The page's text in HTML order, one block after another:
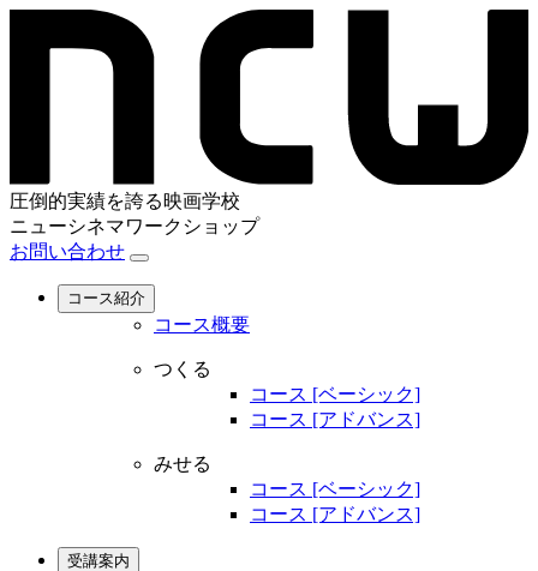
圧倒的実績を誇る映画学校
ニューシネマワークショップ
お問い合わせ
コース紹介
コース概要
つくる
コース [ベーシック]
コース [アドバンス]
みせる
コース [ベーシック]
コース [アドバンス]
受講案内